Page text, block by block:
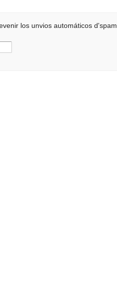
los unvios automáticos d'spam.